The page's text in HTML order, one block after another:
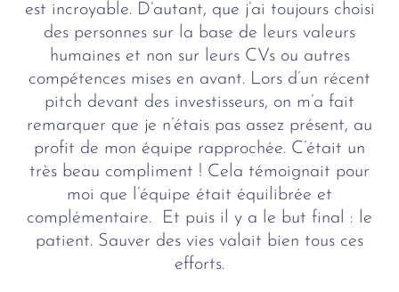
est incroyable. D’autant, que j’ai toujours choisi
des personnes sur la base de leurs valeurs
humaines et non sur leurs CVs ou autres
compétences mises en avant. Lors d’un récent
pitch devant des investisseurs, on m’a fait
remarquer que je n’étais pas assez présent, au
profit de mon équipe rapprochée. C’était un
très beau compliment ! Cela témoignait pour
moi que l’équipe était équilibrée et
complémentaire. Et puis il y a le but final : le
patient. Sauver des vies valait bien tous ces
efforts.